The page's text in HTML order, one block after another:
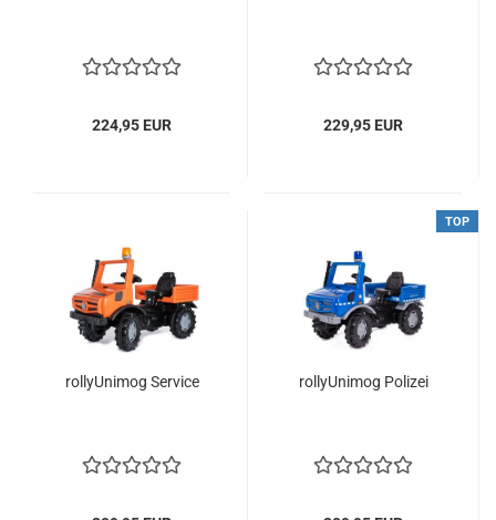
224,95 EUR 229,95 EUR
rollyUnimog Service
TOP
rollyUnimog Polizei